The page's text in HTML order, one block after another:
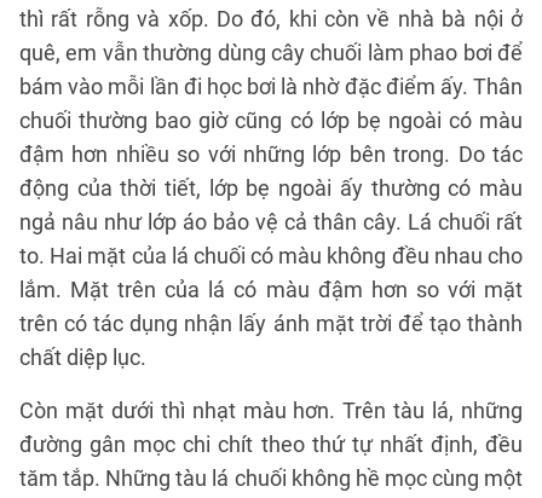
thì rất rỗng và xốp. Do đó, khi còn về nhà bà nội ở
quê, em vẫn thường dùng cây chuối làm phao bơi để
bám vào mỗi lần đi học bơi là nhờ đặc điểm ấy. Thân
chuối thường bao giờ cũng có lớp bẹ ngoài có màu
đậm hơn nhiều so với những lớp bên trong. Do tác
động của thời tiết, lớp bẹ ngoài ấy thường có màu
ngả nâu như lớp áo bảo vệ cả thân cây. Lá chuối rất
to. Hai mặt của lá chuối có màu không đều nhau cho
lắm. Mặt trên của lá có màu đậm hơn so với mặt
trên có tác dụng nhận lấy ánh mặt trời để tạo thành
chất diệp lục.
Còn mặt dưới thì nhạt màu hơn. Trên tàu lá, những
đường gân mọc chi chít theo thứ tự nhất định, đều
tăm tắp. Những tàu lá chuối không hề mọc cùng một